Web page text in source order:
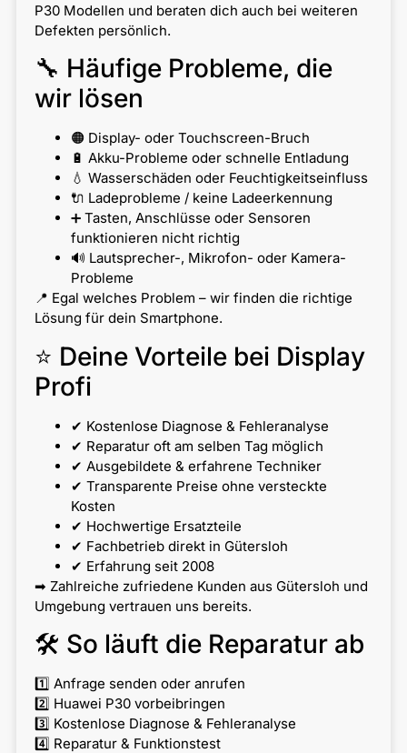
P30 Modellen und beraten dich auch bei weiteren
Defekten persönlich.
🔧 Häufige Probleme, die
wir lösen
🟠 Display- oder Touchscreen-Bruch
🔋 Akku-Probleme oder schnelle Entladung
💧 Wasserschäden oder Feuchtigkeitseinfluss
🔌 Ladeprobleme / keine Ladeerkennung
➕ Tasten, Anschlüsse oder Sensoren
funktionieren nicht richtig
🔊 Lautsprecher-, Mikrofon- oder Kamera-
Probleme
📍 Egal welches Problem – wir finden die richtige
Lösung für dein Smartphone.
⭐ Deine Vorteile bei Display
Profi
✔ Kostenlose Diagnose & Fehleranalyse
✔ Reparatur oft am selben Tag möglich
✔ Ausgebildete & erfahrene Techniker
✔ Transparente Preise ohne versteckte
Kosten
✔ Hochwertige Ersatzteile
✔ Fachbetrieb direkt in Gütersloh
✔ Erfahrung seit 2008
➡ Zahlreiche zufriedene Kunden aus Gütersloh und
Umgebung vertrauen uns bereits.
🛠 So läuft die Reparatur ab
1️⃣ Anfrage senden oder anrufen
2️⃣ Huawei P30 vorbeibringen
3️⃣ Kostenlose Diagnose & Fehleranalyse
4️⃣ Reparatur & Funktionstest